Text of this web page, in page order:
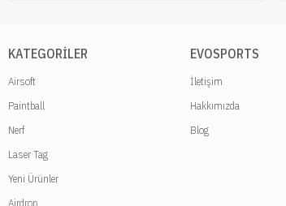
KATEGORILER
Airsoft
Paintball
Nerf
Laser Tag
Yeni Ürünler
Airdrop
EVOSPORTS
İletişim
Hakkımızda
Blog